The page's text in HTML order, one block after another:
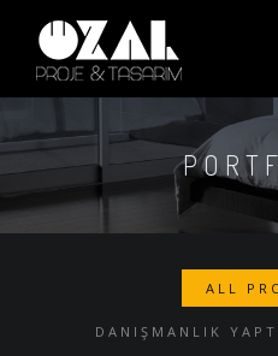
ALL
DANIŞMANLIK